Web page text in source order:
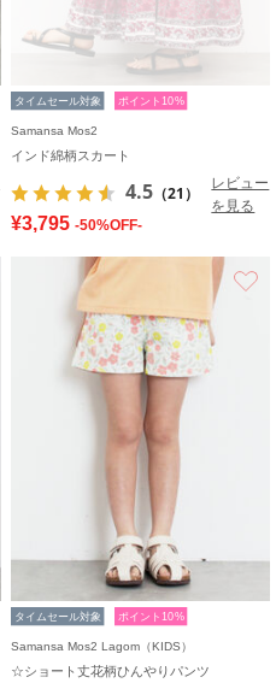
タイムセール対象 ポイント10%
Samansa Mos2
インド綿柄スカート
4.5 （21）
レビュー
を見る
¥3,795 -50%OFF-
タイムセール対象 ポイント10%
Samansa Mos2 Lagom（KIDS）
☆ショート丈花柄ひんやりパンツ